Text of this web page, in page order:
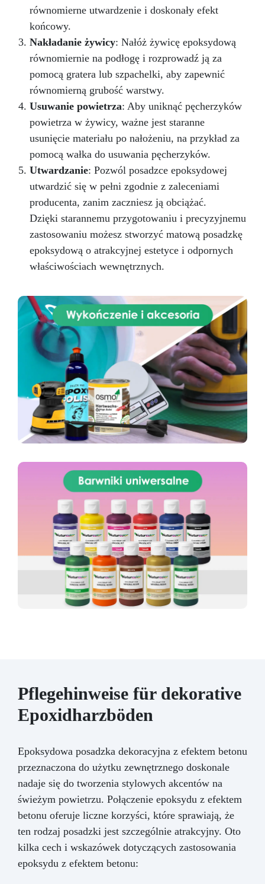
równomierne utwardzenie i doskonały efekt
końcowy.
Nakładanie żywicy: Nałóż żywicę epoksydową
równomiernie na podłogę i rozprowadź ją za
pomocą gratera lub szpachelki, aby zapewnić
równomierną grubość warstwy.
Usuwanie powietrza: Aby uniknąć pęcherzyków
powietrza w żywicy, ważne jest staranne
usunięcie materiału po nałożeniu, na przykład za
pomocą wałka do usuwania pęcherzyków.
Utwardzanie: Pozwól posadzce epoksydowej
utwardzić się w pełni zgodnie z zaleceniami
producenta, zanim zaczniesz ją obciążać.
Dzięki starannemu przygotowaniu i precyzyjnemu
zastosowaniu możesz stworzyć matową posadzkę
epoksydową o atrakcyjnej estetyce i odpornych
właściwościach wewnętrznych.
Pflegehinweise für dekorative
Epoxidharzböden
Epoksydowa posadzka dekoracyjna z efektem betonu
przeznaczona do użytku zewnętrznego doskonale
nadaje się do tworzenia stylowych akcentów na
świeżym powietrzu. Połączenie epoksydu z efektem
betonu oferuje liczne korzyści, które sprawiają, że
ten rodzaj posadzki jest szczególnie atrakcyjny. Oto
kilka cech i wskazówek dotyczących zastosowania
epoksydu z efektem betonu: